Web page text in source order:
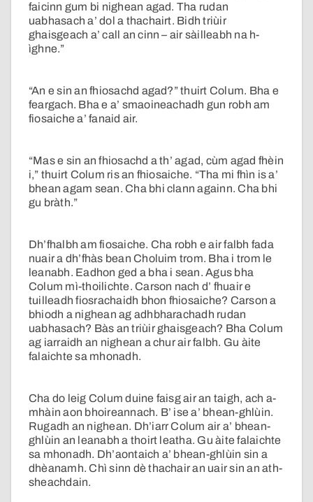
faicinn gum bi nighean agad. Tha rudan
uabhasach a’ dol a thachairt. Bidh triùir
ghaisgeach a’ call an cinn – air sàilleabh na h-
ìghne.”
“An e sin an fhiosachd agad?” thuirt Colum. Bha e
feargach. Bha e a’ smaoineachadh gun robh am
fiosaiche a’ fanaid air.
“Mas e sin an fhiosachd a th’ agad, cùm agad fhèin
i,” thuirt Colum ris an fhiosaiche. “Tha mi fhìn is a’
bhean agam sean. Cha bhi clann againn. Cha bhi
gu bràth.”
Dh’fhalbh am fiosaiche. Cha robh e air falbh fada
nuair a dh’fhàs bean Choluim trom. Bha i trom le
leanabh. Eadhon ged a bha i sean. Agus bha
Colum mì-thoilichte. Carson nach d’ fhuair e
tuilleadh fiosrachaidh bhon fhiosaiche? Carson a
bhiodh a nighean ag adhbharachadh rudan
uabhasach? Bàs an triùir ghaisgeach? Bha Colum
ag iarraidh an nighean a chur air falbh. Gu àite
falaichte sa mhonadh.
Cha do leig Colum duine faisg air an taigh, ach a-
mhàin aon bhoireannach. B’ ise a’ bhean-ghlùin.
Rugadh an nighean. Dh’iarr Colum air a’ bhean-
ghlùin an leanabh a thoirt leatha. Gu àite falaichte
sa mhonadh. Dh’aontaich a’ bhean-ghlùin sin a
dhèanamh. Chì sinn dè thachair an uair sin an ath-
sheachdain.